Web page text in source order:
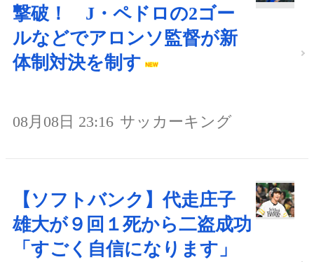
撃破！ J・ペドロの2ゴー
ルなどでアロンソ監督が新
体制対決を制す
08月08日 23:16 サッカーキング
【ソフトバンク】代走庄子
雄大が９回１死から二盗成功
「すごく自信になります」